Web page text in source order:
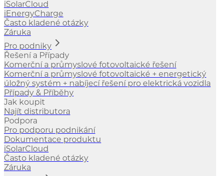
iSolarCloud
iEnergyCharge
Často kladené otázky
Záruka
Pro podniky
Řešení a Případy
Komerční a průmyslové fotovoltaické řešení
Komerční a průmyslové fotovoltaické + energetický
úložný systém + nabíjecí řešení pro elektrická vozidla
Případy & Příběhy
Jak koupit
Najít distributora
Podpora
Pro podporu podnikání
Dokumentace produktu
iSolarCloud
Často kladené otázky
Záruka